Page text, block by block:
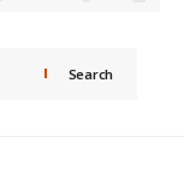
Search